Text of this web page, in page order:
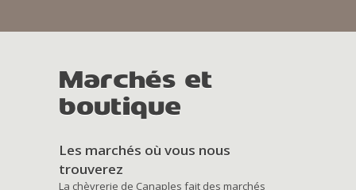
Marchés et
boutique
Les marchés où vous nous
trouverez
La chèvrerie de Canaples fait des marchés